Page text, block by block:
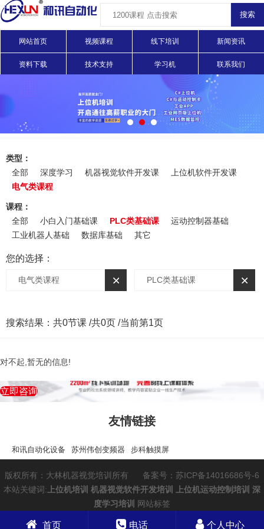
网站首页 视频课程 线下培训 新闻资讯
资料下载 技术支持 学习机 联系我们
类型：
全部
深度学习 机器视觉软件开发课
上位机软件开发课
电气类课程
课程：
全部
小白入门基础课 PLC类基础课
运动控制器基础
工业机器人基础
数据库基础 其它
您的选择：
电气类课程 PLC类基础课
搜索结果： 共0节课 /共0页 /当前第1页
对不起,暂无的信息!
立即咨询
友情链接
和讯自动化设备 苏州伟创变频器 步科触摸屏
版权所有：大林机器视觉培训所有
备案号：苏ICP备14016686号-6
本站关键词: 上位机培训 机器视觉软件开发培训 上位机运动控制培训
深
度学习培训
网站标签
首页 电话 个人中心